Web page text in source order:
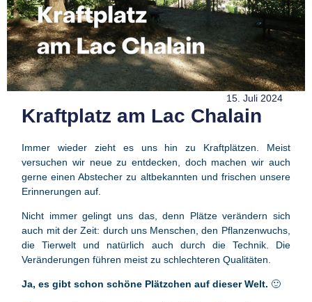
15. Juli 2024
Kraftplatz am Lac Chalain
Immer wieder zieht es uns hin zu Kraftplätzen. Meist
versuchen wir neue zu entdecken, doch machen wir auch
gerne einen Abstecher zu altbekannten und frischen unsere
Erinnerungen auf.
Nicht immer gelingt uns das, denn Plätze verändern sich
auch mit der Zeit: durch uns Menschen, den Pflanzenwuchs,
die Tierwelt und natürlich auch durch die Technik. Die
Veränderungen führen meist zu schlechteren Qualitäten.
Ja, es gibt schon schöne Plätzchen auf dieser Welt.🙂